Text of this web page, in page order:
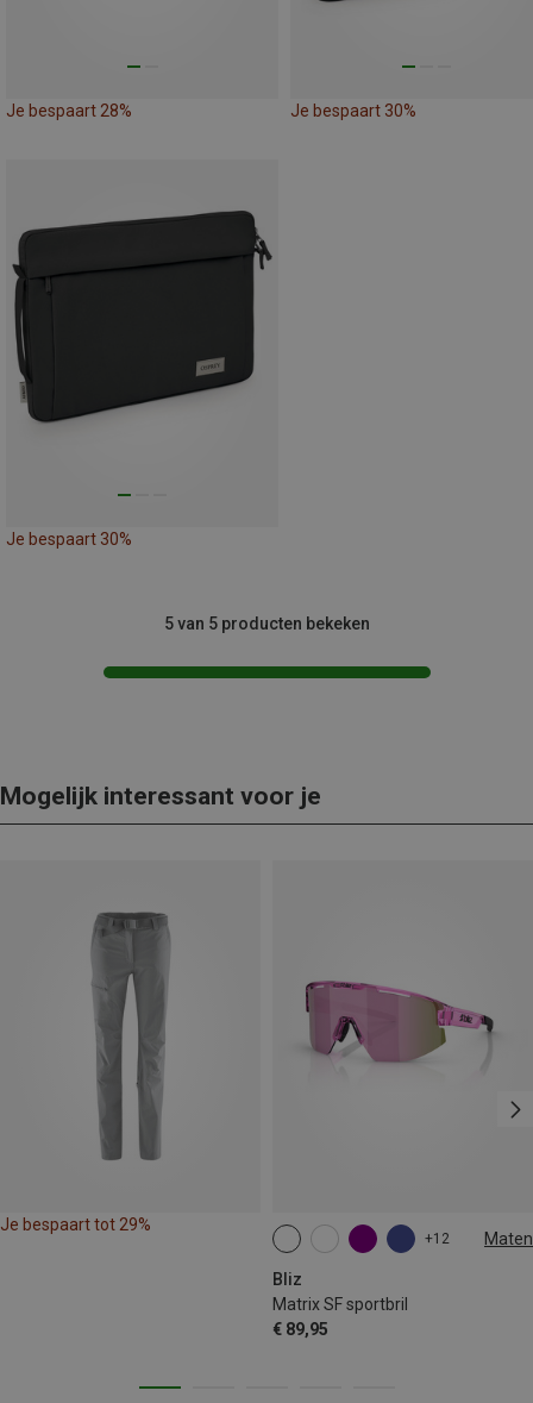
Je bespaart 28% Je bespaart 30%
Je bespaart 30%
5 van 5 producten bekeken
Mogelijk interessant voor je
Je bespaart tot 29%
+12 Maten
Bliz
Matrix SF sportbril
€ 89,95
ONE SIZE